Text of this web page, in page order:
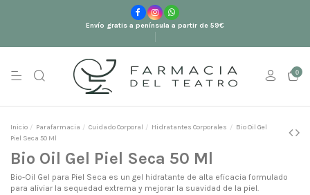
Envío gratis a península a partir de 59€
0
Inicio Parafarmacia Cuidado Corporal Hidratantes Corporales
Bio Oil Gel
Piel Seca 50 Ml
Bio Oil Gel Piel Seca 50 Ml
Bio-Oil Gel para Piel Seca es un gel hidratante de alta eficacia formulado
para aliviar la sequedad extrema y mejorar la suavidad de la piel.